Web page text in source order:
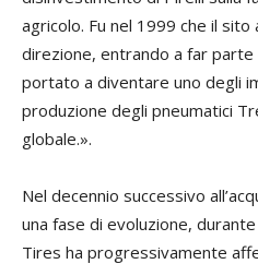
agricolo. Fu nel 1999 che il sito
direzione, entrando a far
portato a diventare uno degli
produzione degli pneumatici
globale.».
Nel decennio successivo
una fase di evoluzione,
Tires ha progressivamente